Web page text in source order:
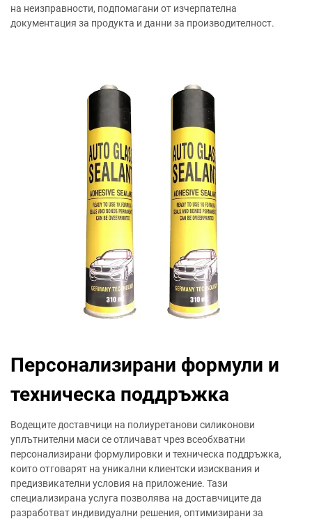
на неизправности, подпомагани от изчерпателна
документация за продукта и данни за производителност.
Персонализирани формули и
техническа поддръжка
Водещите доставчици на полиуретанови силиконови
уплътнителни маси се отличават чрез всеобхватни
персонализирани формулировки и техническа поддръжка,
които отговарят на уникални клиентски изисквания и
предизвикателни условия на приложение. Тази
специализирана услуга позволява на доставчиците да
разработват индивидуални решения, оптимизирани за